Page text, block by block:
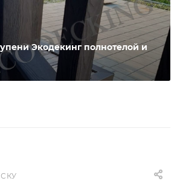
Экодекинг полнотелой и